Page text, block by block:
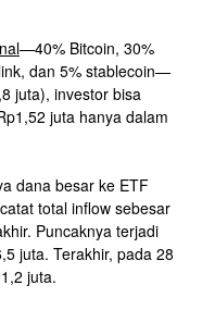
—40% Bitcoin, 30%
dan 5% stablecoin—
juta), investor bisa
juta hanya dalam
dana besar ke ETF
total inflow sebesar
Puncaknya terjadi
juta. Terakhir, pada 28
juta.